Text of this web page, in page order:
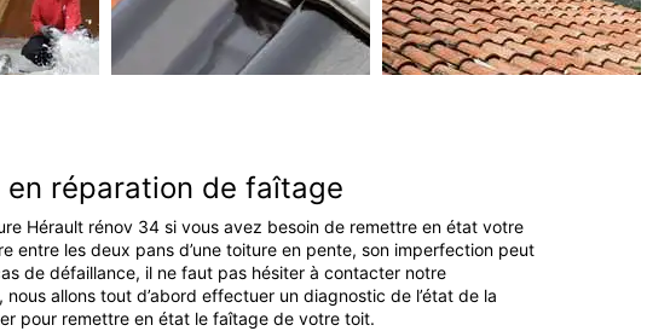
réparation de faîtage
Hérault rénov 34 si vous avez besoin de remettre en état votre
entre les deux pans d’une toiture en pente, son imperfection peut
de défaillance, il ne faut pas hésiter à contacter notre
allons tout d’abord effectuer un diagnostic de l’état de la
pour remettre en état le faîtage de votre toit.